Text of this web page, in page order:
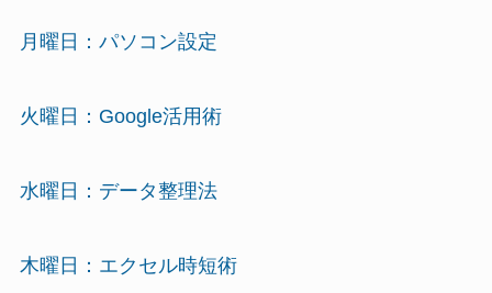
月曜日：パソコン設定
火曜日：Google活用術
水曜日：データ整理法
木曜日：エクセル時短術